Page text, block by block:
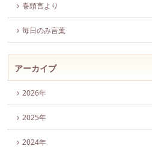
巻頭言より
毎日のみ言葉
アーカイブ
2026年
2025年
2024年